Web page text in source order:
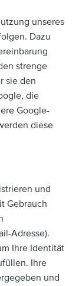
unseres
Dazu
strenge
sie den
die
Google-
diese
und
Gebrauch
Adresse).
Ihre Identität
Ihre
und